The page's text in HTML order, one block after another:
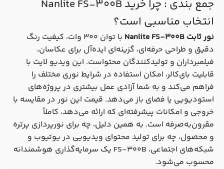
جمع بندی : چرا خرید Nanlite FS-300B
انتخاب مناسبی است؟
نور ثابت Nanlite FS-300B
با توان ۳۰۰ وات، کیفیت رنگ
دقیق و طراحی حرفه‌ای، گزینه‌ای ایده‌آل برای عکاسان،
فیلمبرداران و تولیدکنندگان محتواست. این ویدیو لایت با
قابلیت بای‌کالر، امکان استفاده در شرایط نوری مختلف را
فراهم می‌کند و به شما آزادی عمل بیشتری در پروژه‌های
استودیویی یا فضای باز می‌دهد. قیمت این نور در مقایسه با
خروجی و امکانات پیشرفته‌ای که ارائه می‌دهد، کاملاً
مقرون‌به‌صرفه است. به همین دلیل، چه برای نورپردازی پرتره
و محصول، چه برای تولید محتوای ویدیویی در یوتیوب و
شبکه‌های اجتماعی، FS-300B یک سرمایه‌گذاری هوشمندانه
محسوب می‌شود.